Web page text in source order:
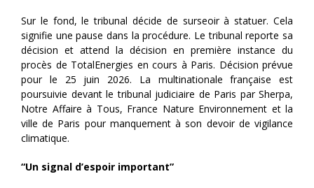
Sur le fond, le tribunal décide de surseoir à statuer. Cela
signifie une pause dans la procédure. Le tribunal reporte sa
décision et attend la décision en première instance du
procès de TotalEnergies en cours à Paris. Décision prévue
pour le 25 juin 2026. La multinationale française est
poursuivie devant le tribunal judiciaire de Paris par Sherpa,
Notre Affaire à Tous, France Nature Environnement et la
ville de Paris pour manquement à son devoir de vigilance
climatique.
“Un signal d’espoir important”